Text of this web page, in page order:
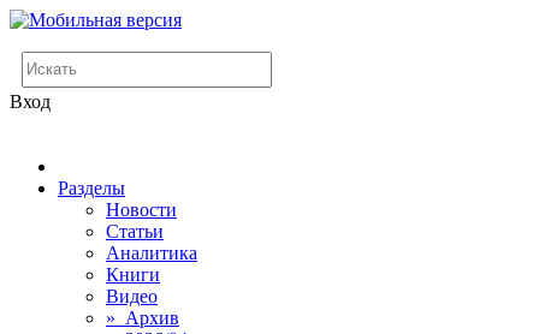
Вход
Разделы
Новости
Статьи
Аналитика
Книги
Видео
» Архив